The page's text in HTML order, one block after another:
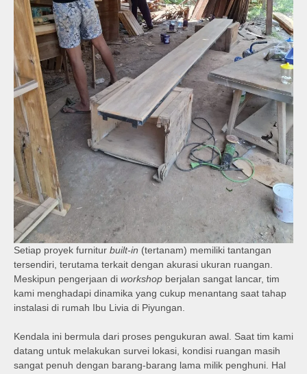
Setiap proyek furnitur built-in (tertanam) memiliki tantangan
tersendiri, terutama terkait dengan akurasi ukuran ruangan.
Meskipun pengerjaan di workshop berjalan sangat lancar, tim
kami menghadapi dinamika yang cukup menantang saat tahap
instalasi di rumah Ibu Livia di Piyungan.
Kendala ini bermula dari proses pengukuran awal. Saat tim kami
datang untuk melakukan survei lokasi, kondisi ruangan masih
sangat penuh dengan barang-barang lama milik penghuni. Hal